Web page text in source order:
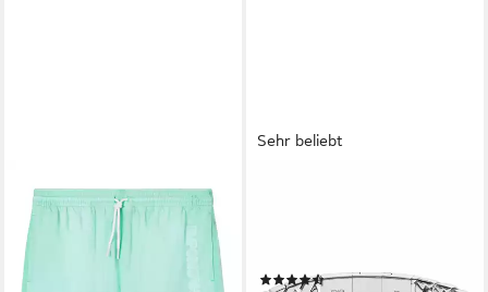
Badeshorts Boxer Beachwear
mit vertikaler Logo-Stickerei
79,99 €
lieferbar - in 3-4 Werktagen bei dir
Sehr beliebt
(47)